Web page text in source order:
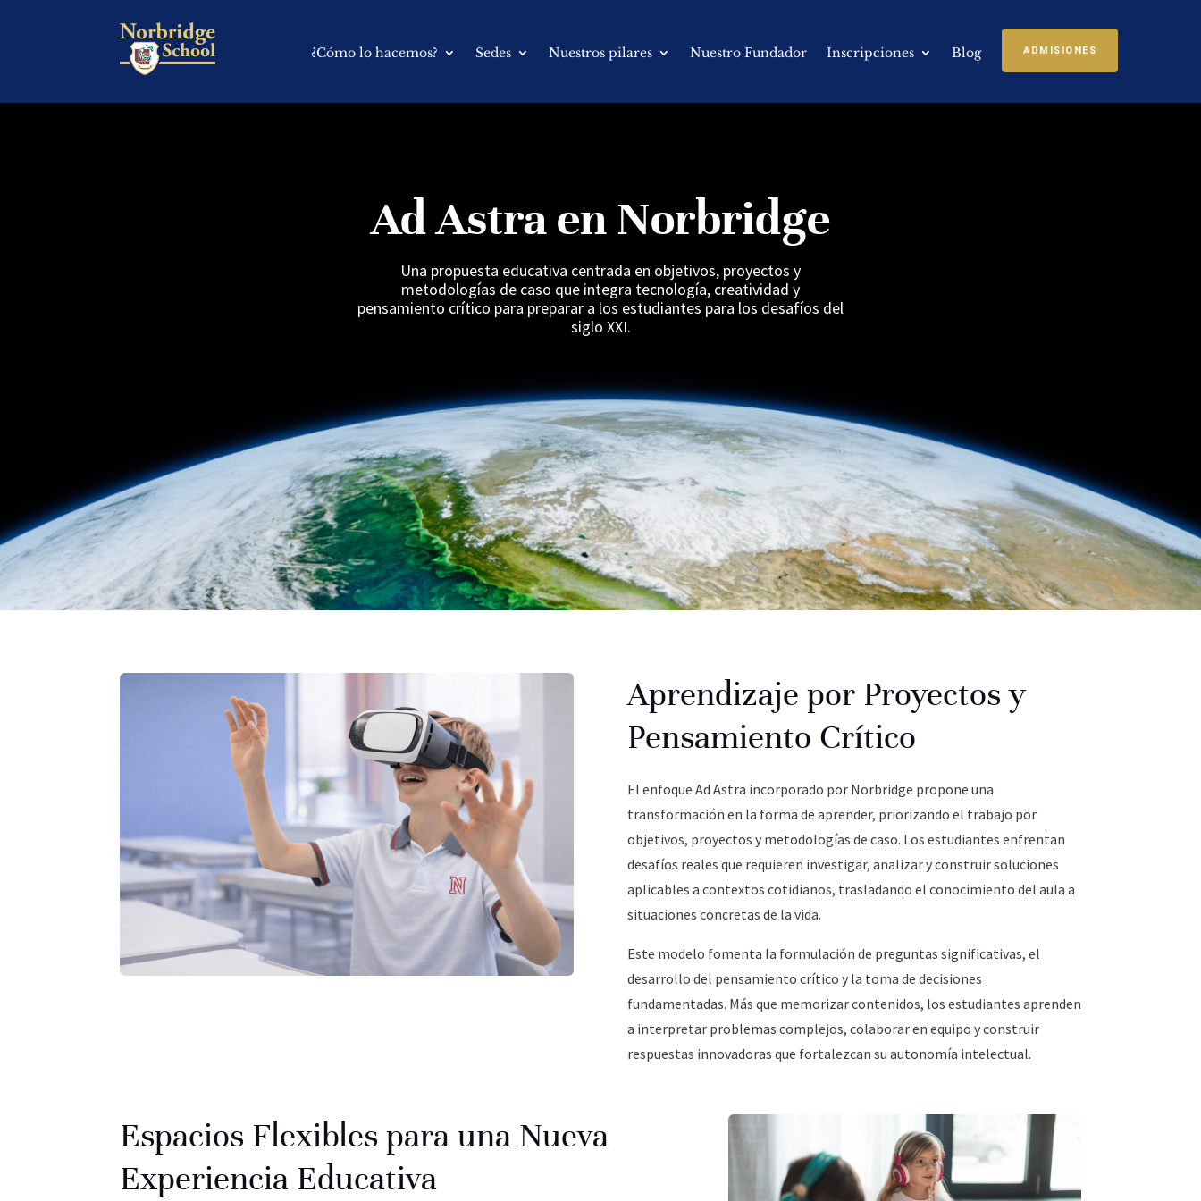
¿Cómo lo hacemos? Sedes Nuestros pilares Nuestro Fundador Inscripciones Blog ADMISIONES
Ad Astra en Norbridge
Una propuesta educativa centrada en objetivos, proyectos y
metodologías de caso que integra tecnología, creatividad y
pensamiento crítico para preparar a los estudiantes para los desafíos del
siglo XXI.
Aprendizaje por Proyectos y
Pensamiento Crítico
El enfoque Ad Astra incorporado por Norbridge propone una
transformación en la forma de aprender, priorizando el trabajo por
objetivos, proyectos y metodologías de caso. Los estudiantes enfrentan
desafíos reales que requieren investigar, analizar y construir soluciones
aplicables a contextos cotidianos, trasladando el conocimiento del aula a
situaciones concretas de la vida.
Este modelo fomenta la formulación de preguntas significativas, el
desarrollo del pensamiento crítico y la toma de decisiones
fundamentadas. Más que memorizar contenidos, los estudiantes aprenden
a interpretar problemas complejos, colaborar en equipo y construir
respuestas innovadoras que fortalezcan su autonomía intelectual.
Espacios Flexibles para una Nueva
Experiencia Educativa